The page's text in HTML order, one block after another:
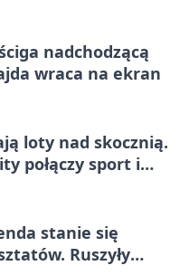
nadchodzącą
wraca na ekran
loty nad skocznią.
połączy sport i
stanie się
Ruszyły